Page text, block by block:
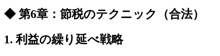
◆ 第6章：節税のテクニック（合法）
1. 利益の繰り延べ戦略